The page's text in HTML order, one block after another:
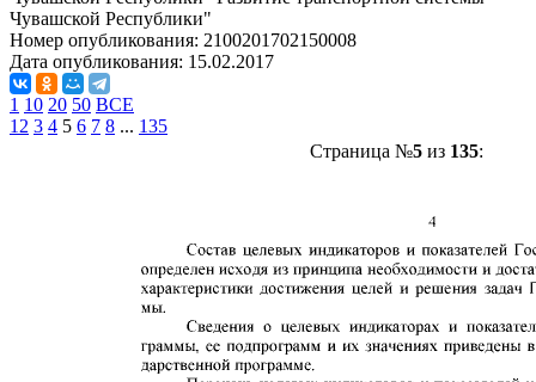
Чувашской Республики"
Номер опубликования: 2100201702150008
Дата опубликования: 15.02.2017
1 10 20 50 ВСЕ
1 2 3 4 5 6 7 8 ... 135
Страница №5из 135: